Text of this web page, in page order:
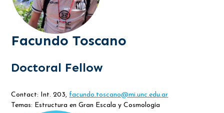
Facundo Toscano
Doctoral Fellow
Contact: Int. 203, facundo.toscano@mi.unc.edu.ar
Temas: Estructura en Gran Escala y Cosmología